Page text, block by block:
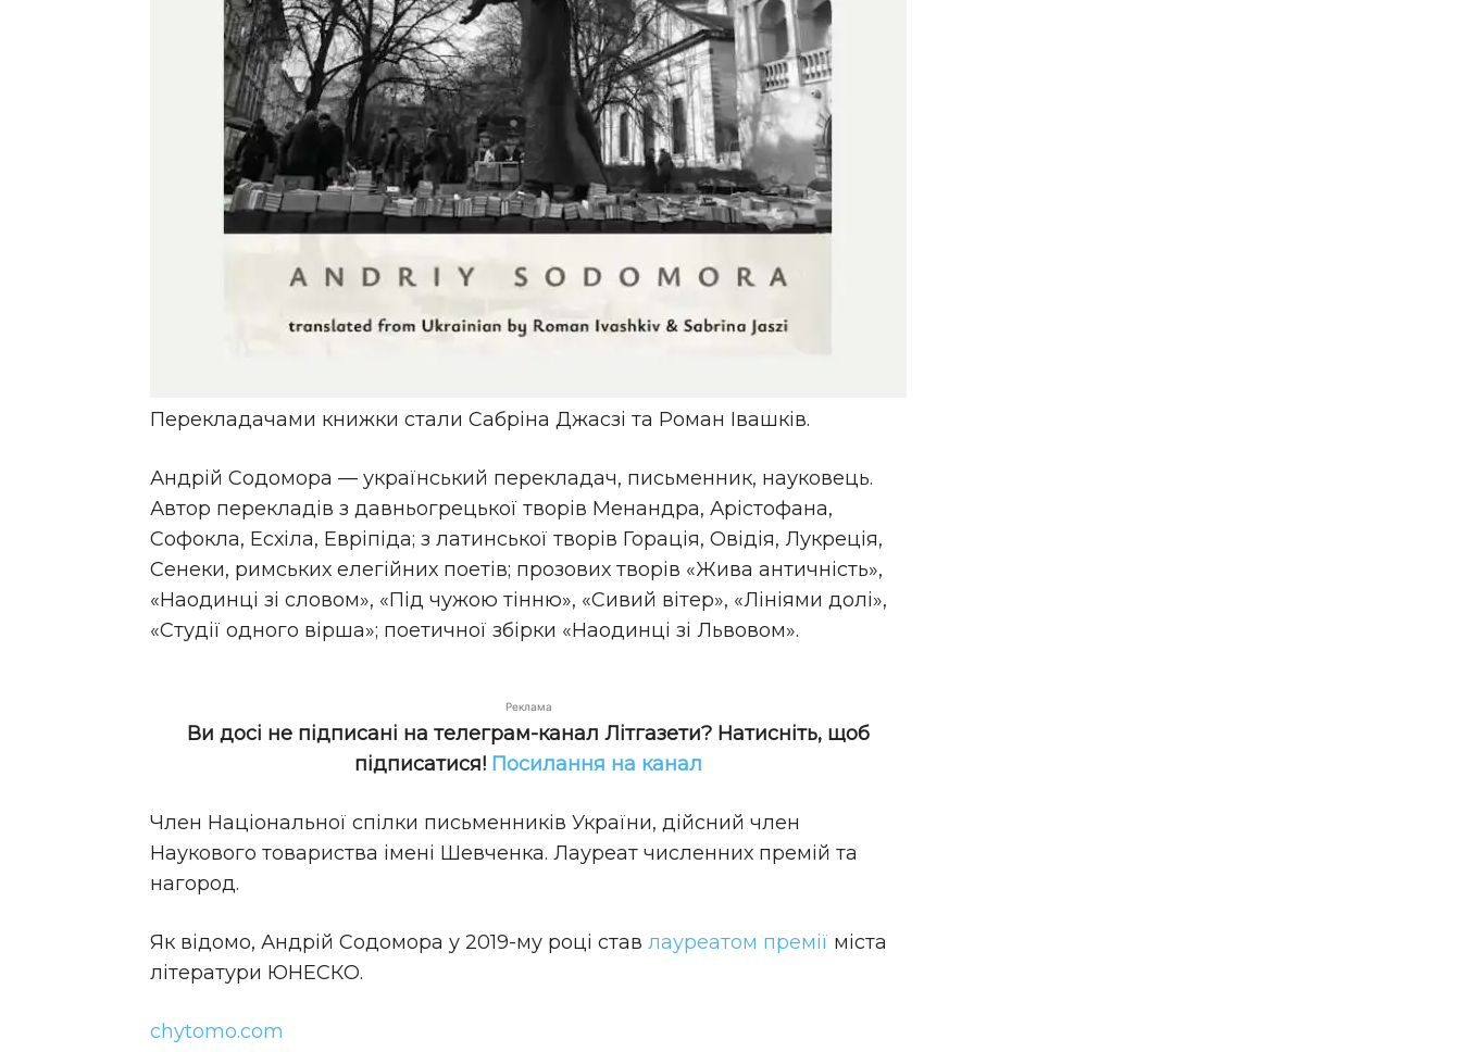
Перекладачами книжки стали Сабріна Джасзі та Роман Івашків.
Андрій Содомора — український перекладач, письменник, науковець.
Автор перекладів з давньогрецької творів Менандра, Арістофана,
Софокла, Есхіла, Евріпіда; з латинської творів Горація, Овідія, Лукреція,
Сенеки, римських елегійних поетів; прозових творів «Жива античність»,
«Наодинці зі словом», «Під чужою тінню», «Сивий вітер», «Лініями долі»,
«Студії одного вірша»; поетичної збірки «Наодинці зі Львовом».
Реклама
Ви досі не підписані на телеграм-канал Літгазети? Натисніть, щоб
підписатися! Посилання на канал
Член Національної спілки письменників України, дійсний член
Наукового товариства імені Шевченка. Лауреат численних премій та
нагород.
Як відомо, Андрій Содомора у 2019-му році став лауреатом премії міста
літератури ЮНЕСКО.
chytomo.com